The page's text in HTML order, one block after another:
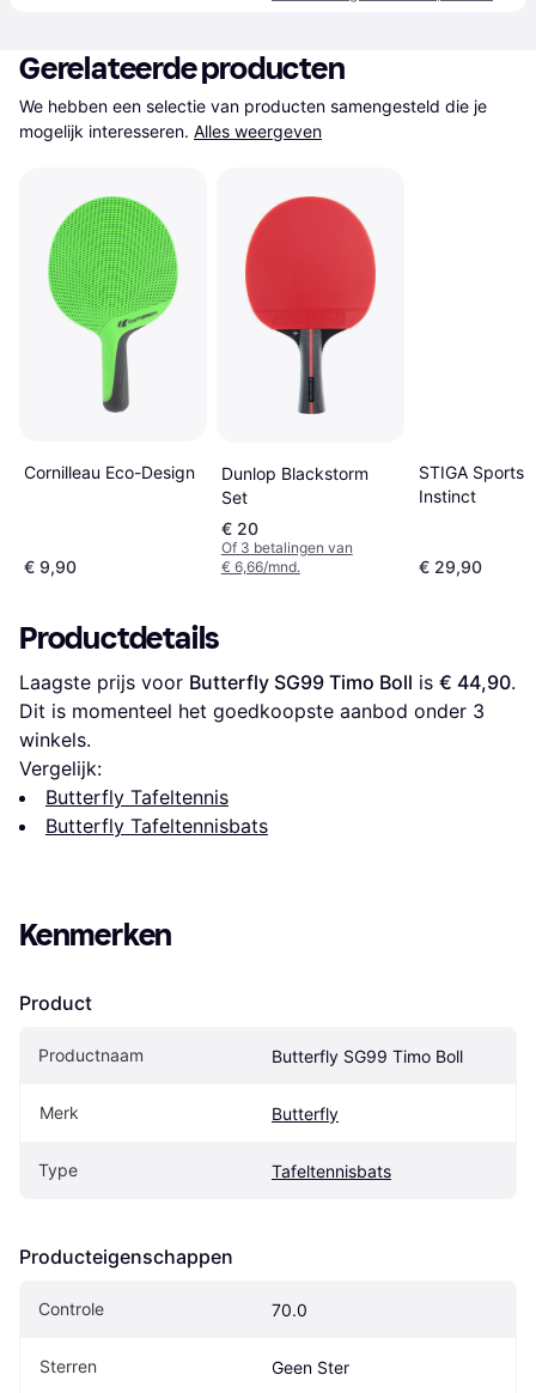
Gerelateerde producten
We hebben een selectie van producten samengesteld die je
mogelijk interesseren. Alles weergeven
Cornilleau Eco-Design
€ 9,90
Dunlop Blackstorm
Set
€ 20
Of 3 betalingen van
€ 6,66/mnd.
STIGA Sports
Instinct
€ 29,90
Productdetails
Laagste prijs voor Butterfly SG99 Timo Boll is € 44,90.
Dit is momenteel het goedkoopste aanbod onder 3
winkels.
Vergelijk:
Butterfly Tafeltennis
Butterfly Tafeltennisbats
Kenmerken
Product
Productnaam Butterfly SG99 Timo Boll
Merk Butterfly
Type Tafeltennisbats
Producteigenschappen
Controle 70.0
Sterren Geen Ster